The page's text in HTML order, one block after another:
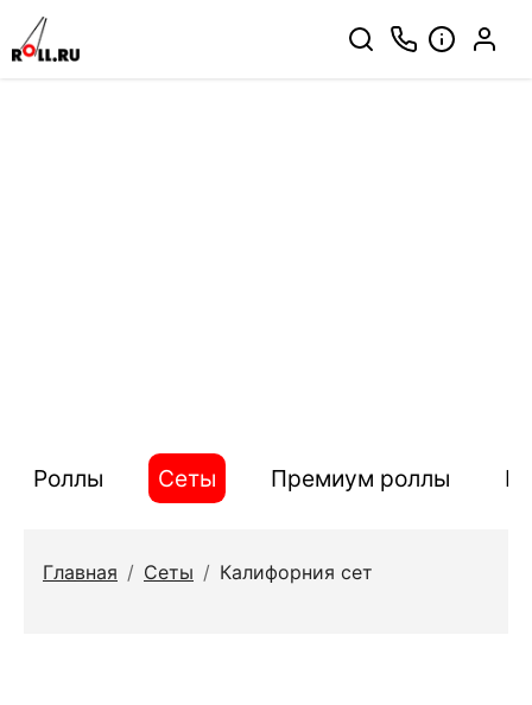
Роллы Сеты Премиум роллы
Главная / Сеты / Калифорния сет